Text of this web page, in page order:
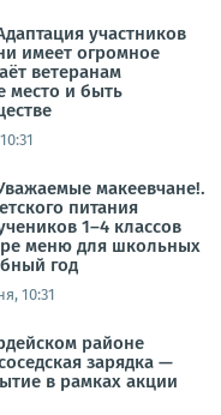
участников
имеет огромное
ветеранам
место и быть
макеевчане!.
питания
1–4 классов
меню для школьных
год
10:31
районе
зарядка —
в рамках акции